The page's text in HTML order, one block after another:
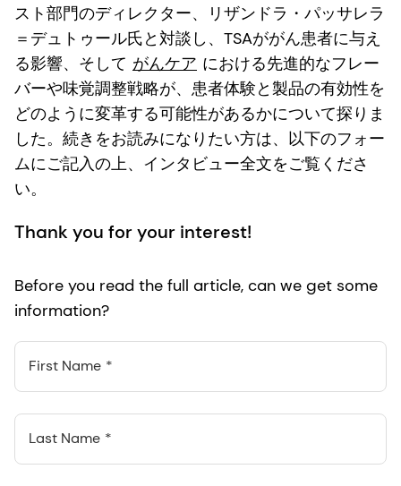
スト部門のディレクター、リザンドラ・パッサレラ
＝デュトゥール氏と対談し、TSAががん患者に与え
る影響、そして がんケア における先進的なフレー
バーや味覚調整戦略が、患者体験と製品の有効性を
どのように変革する可能性があるかについて探りま
した。続きをお読みになりたい方は、以下のフォー
ムにご記入の上、インタビュー全文をご覧くださ
い。
Thank you for your interest!
Before you read the full article, can we get some
information?
First Name
Last Name